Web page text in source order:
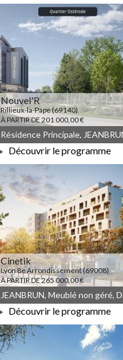
À PARTIR DE 120 847,00
Nouvel'R
Rillieux-la-Pape (69140)
À PARTIR DE 201 000,00 €
À PARTIR DE 201 000,00
Découvrir le programme
Cinetik
Lyon 8e Arrondissement (69008)
À PARTIR DE 265 000,00 €
À PARTIR DE 265 000,00
Découvrir le programme